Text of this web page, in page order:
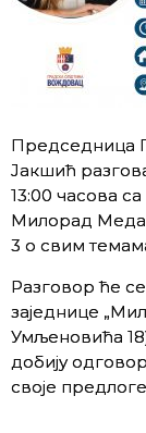
Председница
Јакшић
13:00 часова
Милорад
3 о свим
Разговор ће
заједнице
Умљеновића
добију
своје предлоге